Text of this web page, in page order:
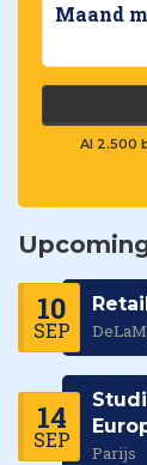
Maand
Al 2.500
10
SEP
14
SEP
Parijs